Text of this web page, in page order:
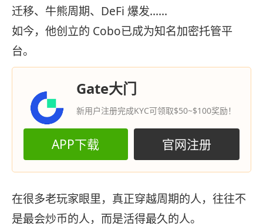
迁移、牛熊周期、DeFi 爆发......
如今，他创立的 Cobo已成为知名加密托管平
台。
Gate大门
新用户注册完成KYC可领取$50~$100奖励！
APP下载 官网注册
在很多老玩家眼里，真正穿越周期的人，往往不
是最会炒币的人，而是活得最久的人。